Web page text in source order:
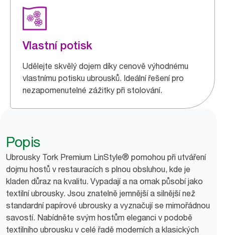
Vlastní potisk
Udělejte skvělý dojem díky cenově výhodnému
vlastnímu potisku ubrousků. Ideální řešení pro
nezapomenutelné zážitky při stolování.
Popis
Ubrousky Tork Premium LinStyle® pomohou při utváření
dojmu hostů v restauracích s plnou obsluhou, kde je
kladen důraz na kvalitu. Vypadají a na omak působí jako
textilní ubrousky. Jsou znatelně jemnější a silnější než
standardní papírové ubrousky a vyznačují se mimořádnou
savostí. Nabídněte svým hostům eleganci v podobě
textilního ubrousku v celé řadě moderních a klasických